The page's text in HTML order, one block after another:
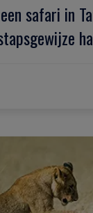
safari in